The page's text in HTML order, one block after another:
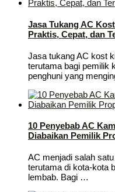
Jasa Tukang AC
Praktis, Cepat, dan
Jasa tukang AC kost
terutama bagi pemilik
penghuni yang
10 Penyebab AC
Diabaikan Pemilik
AC menjadi salah
terutama di kota-kota
lembab. Bagi …